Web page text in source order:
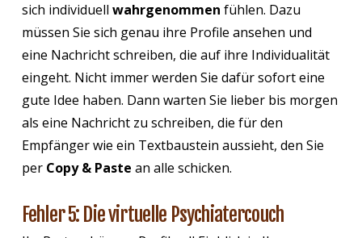
sich individuell wahrgenommen fühlen. Dazu
müssen Sie sich genau ihre Profile ansehen und
eine Nachricht schreiben, die auf ihre Individualität
eingeht. Nicht immer werden Sie dafür sofort eine
gute Idee haben. Dann warten Sie lieber bis morgen
als eine Nachricht zu schreiben, die für den
Empfänger wie ein Textbaustein aussieht, den Sie
per Copy & Paste an alle schicken.
Fehler 5: Die virtuelle Psychiatercouch